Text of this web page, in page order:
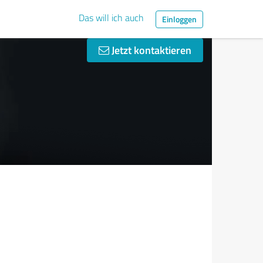
Das will ich auch Einloggen
Jetzt kontaktieren